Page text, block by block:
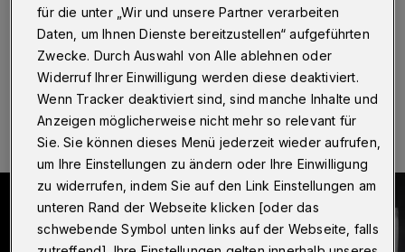
Wuppertal·
07.07.2015 , 14:20 Uhr Eine Minute Lesezeit
für die unter „Wir und unsere Partner verarbeiten
Daten, um Ihnen Dienste bereitzustellen“ aufgeführten
Zwecke. Durch Auswahl von Alle ablehnen oder
Widerruf Ihrer Einwilligung werden diese deaktiviert.
Wenn Tracker deaktiviert sind, sind manche Inhalte und
Anzeigen möglicherweise nicht mehr so relevant für
Sie. Sie können dieses Menü jederzeit wieder aufrufen,
um Ihre Einstellungen zu ändern oder Ihre Einwilligung
zu widerrufen, indem Sie auf den Link Einstellungen am
unteren Rand der Webseite klicken [oder das
schwebende Symbol unten links auf der Webseite, falls